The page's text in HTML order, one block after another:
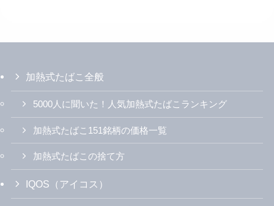
加熱式たばこ全般
5000人に聞いた！人気加熱式たばこランキング
加熱式たばこ151銘柄の価格一覧
加熱式たばこの捨て方
IQOS（アイコス）